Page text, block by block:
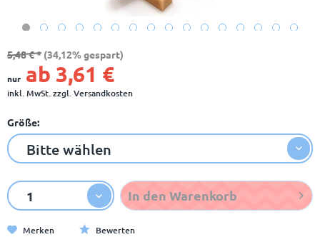
5,48 € * (34,12% gespart)
nur ab 3,61 €
inkl. MwSt.zzgl. Versandkosten
Größe:
In den Warenkorb
Merken Bewerten